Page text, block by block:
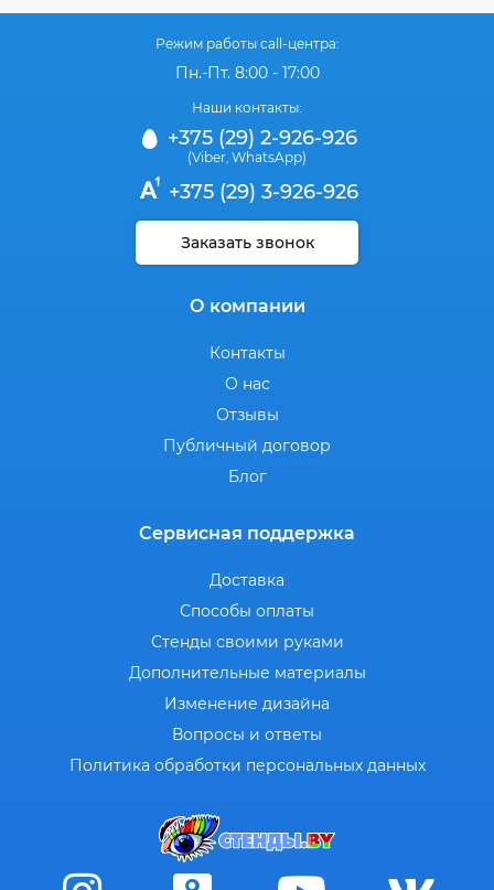
Режим работы call-центра:
Пн.-Пт. 8:00 - 17:00
Наши контакты:
+375 (29) 2-926-926
(Viber WhatsApp)
+375 (29) 3-926-926
Заказать звонок
О компании
Контакты
О нас
Отзывы
Публичный договор
Блог
Сервисная поддержка
Доставка
Способы оплаты
Стенды своими руками
Дополнительные материалы
Изменение дизайна
Вопросы и ответы
Политика обработки персональных данных